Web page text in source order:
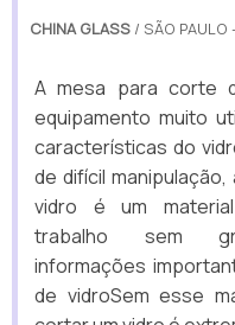
CHINA GLASS / SÃO PAULO
A mesa para corte
equipamento muito
características do
de difícil
vidro é um
trabalho sem
informações
de vidroSem esse